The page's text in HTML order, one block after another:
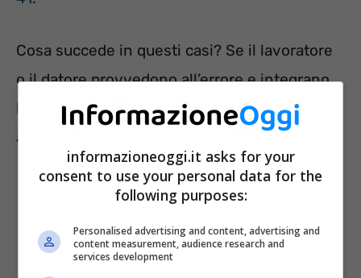
Cosa succede in questi casi? Se il lavoratore
o il datore provvedono all’errore e integrano
la richiesta con il documento corretto, l’INPS
approva il pensionamento?
informazioneoggi.it asks for your
consent to use your personal data for the
following purposes:
Personalised advertising and content, advertising and
content measurement, audience research and
services development